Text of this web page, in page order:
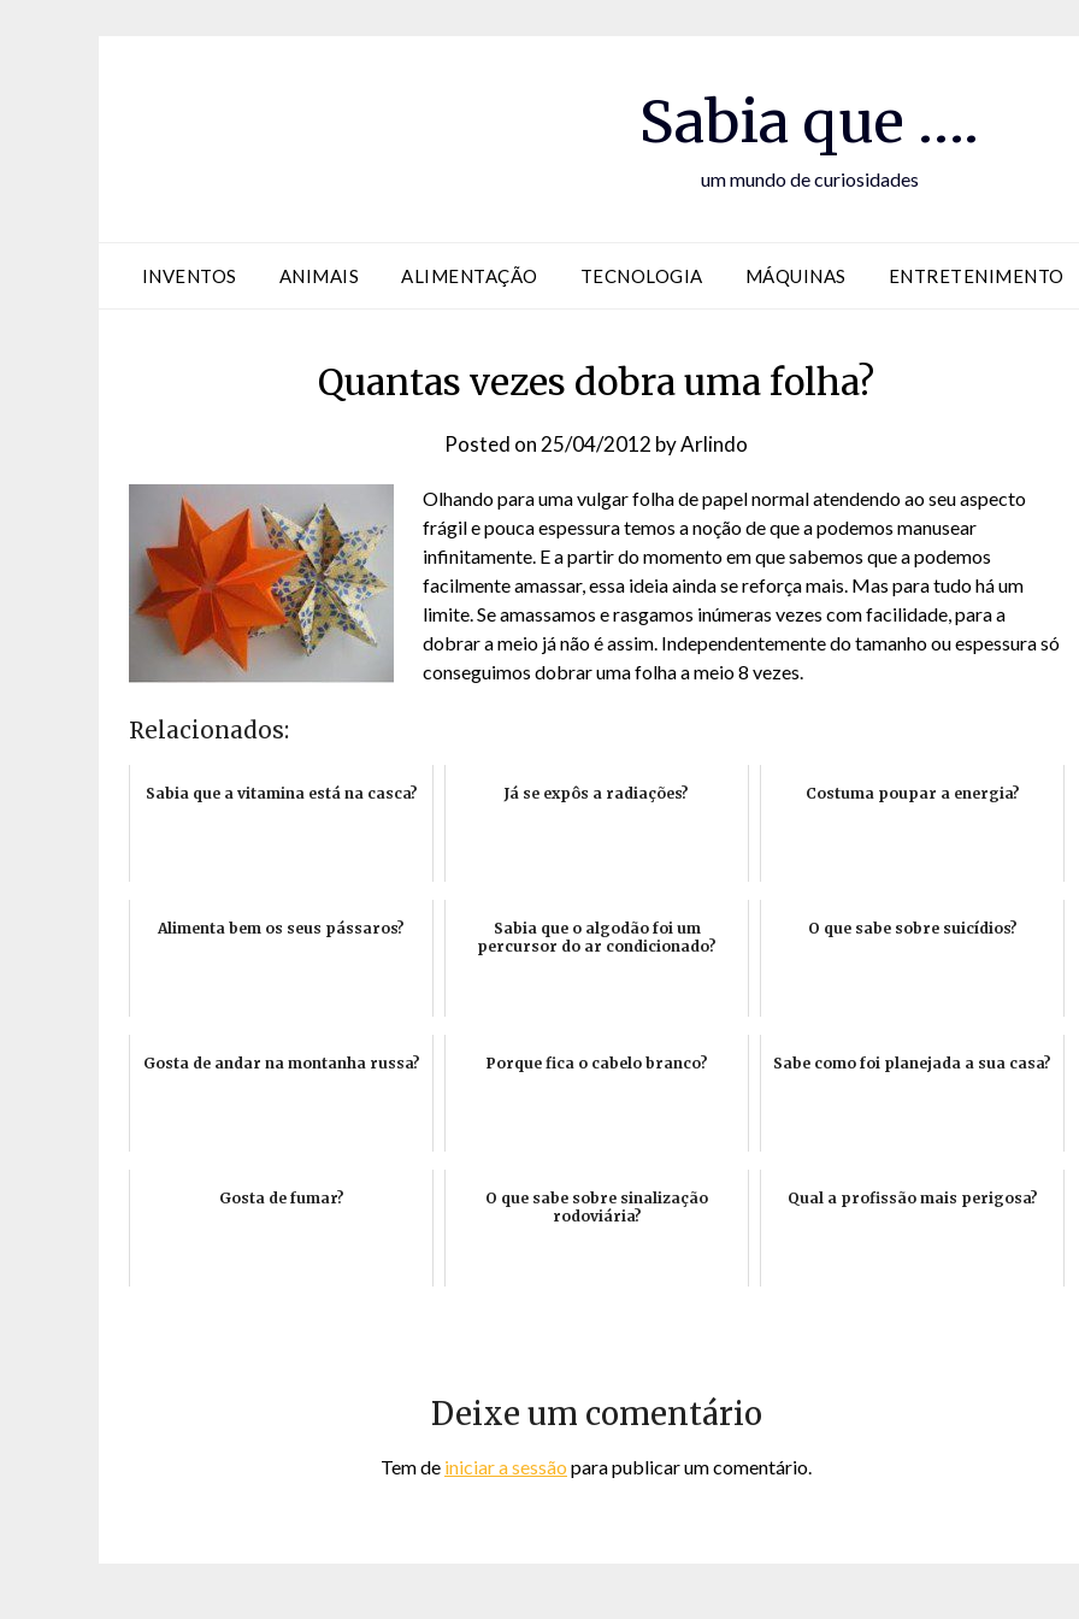
Sabia que ….
um mundo de curiosidades
INVENTOS ANIMAIS ALIMENTAÇÃO TECNOLOGIA MÁQUINAS ENTRETENIMENTO
Quantas vezes dobra uma folha?
Posted on 25/04/2012 byArlindo
Olhando para uma vulgar folha de papel normal atendendo ao seu aspecto
frágil e pouca espessura temos a noção de que a podemos manusear
infinitamente. E a partir do momento em que sabemos que a podemos
facilmente amassar, essa ideia ainda se reforça mais. Mas para tudo há um
limite. Se amassamos e rasgamos inúmeras vezes com facilidade, para a
dobrar a meio já não é assim. Independentemente do tamanho ou espessura só
conseguimos dobrar uma folha a meio 8 vezes.
Relacionados:
Sabia que a vitamina está na casca? Já se expôs a radiações? Costuma poupar a energia?
Alimenta bem os seus pássaros?
Sabia que o algodão foi um
percursor do ar condicionado?
O que sabe sobre suicídios?
Gosta de andar na montanha russa? Porque fica o cabelo branco? Sabe como foi planejada a sua casa?
Gosta de fumar?
O que sabe sobre sinalização
rodoviária?
Qual a profissão mais perigosa?
Deixe um comentário
Tem de iniciar a sessão para publicar um comentário.